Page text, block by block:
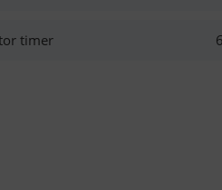
timer